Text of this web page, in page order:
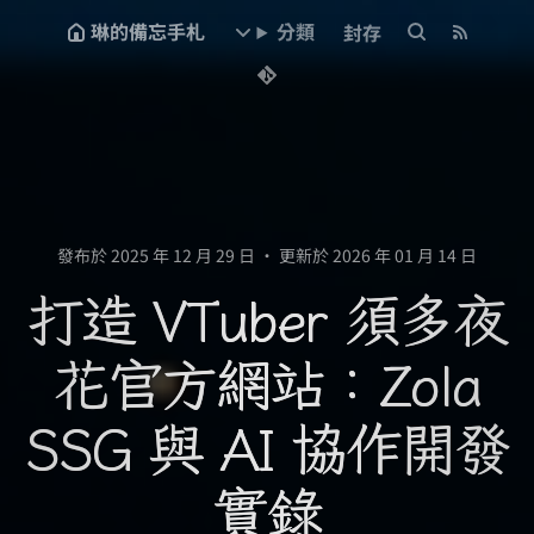
琳的備忘手札 分類 封存
發布於 2025 年 12 月 29 日 • 更新於 2026 年 01 月 14 日
打造 VTuber 須多夜
花官方網站：Zola
SSG 與 AI 協作開發
實錄